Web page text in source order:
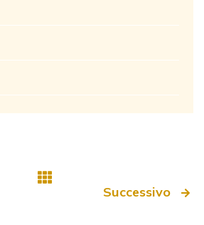
Successivo